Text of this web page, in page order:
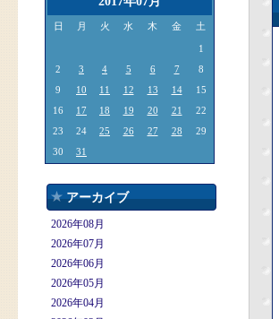
日 月 火 水 木 金 土
1
2
3 4 5 6 7
8
9
10 11 12 13 14
15
16
17 18 19 20 21
22
23
24 25 26 27 28
29
30
31
アーカイブ
2026年08月
2026年07月
2026年06月
2026年05月
2026年04月